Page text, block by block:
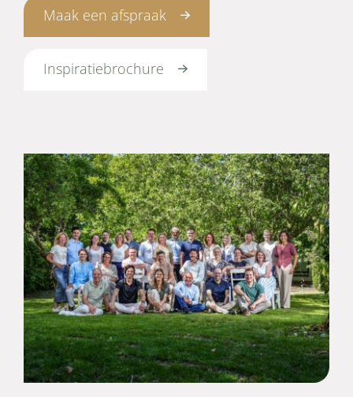
Maak een afspraak
Inspiratiebrochure